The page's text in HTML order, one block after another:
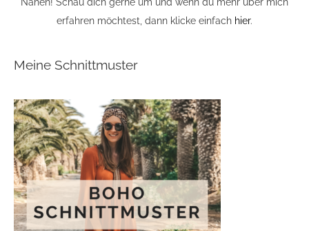
Nähen! Schau dich gerne um und wenn du mehr über mich
erfahren möchtest, dann klicke einfach hier.
Meine Schnittmuster